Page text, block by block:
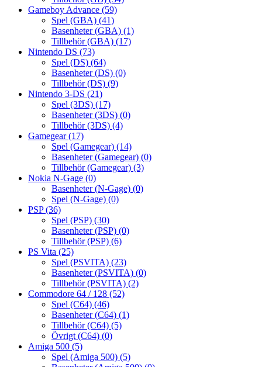
Gameboy Advance (59)
Spel (GBA) (41)
Basenheter (GBA) (1)
Tillbehör (GBA) (17)
Nintendo DS (73)
Spel (DS) (64)
Basenheter (DS) (0)
Tillbehör (DS) (9)
Nintendo 3-DS (21)
Spel (3DS) (17)
Basenheter (3DS) (0)
Tillbehör (3DS) (4)
Gamegear(17)
Spel (Gamegear) (14)
Basenheter (Gamegear) (0)
Tillbehör (Gamegear) (3)
Nokia N-Gage (0)
Basenheter (N-Gage) (0)
Spel (N-Gage) (0)
PSP(36)
Spel (PSP) (30)
Basenheter (PSP) (0)
Tillbehör (PSP) (6)
PS Vita (25)
Spel (PSVITA) (23)
Basenheter (PSVITA) (0)
Tillbehör (PSVITA) (2)
Commodore 64 / 128 (52)
Spel (C64) (46)
Basenheter (C64) (1)
Tillbehör (C64) (5)
Övrigt (C64) (0)
Amiga 500 (5)
Spel (Amiga 500) (5)